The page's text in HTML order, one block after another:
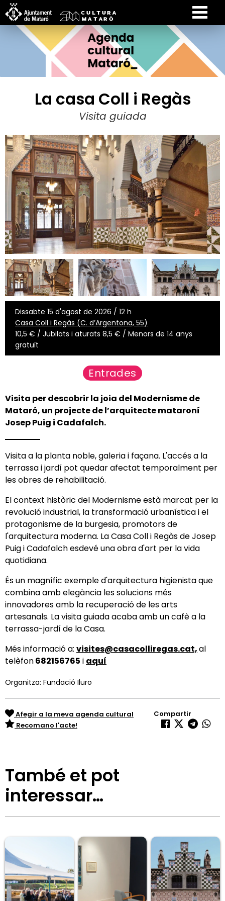
La casa Coll i Regàs
Visita guiada
Dissabte 15 d'agost de 2026 / 12 h
Casa Coll i Regàs (C. d’Argentona, 55)
10,5 € / Jubilats i aturats 8,5 € / Menors de 14 anys
gratuït
Entrades
Visita per descobrir la joia del Modernisme de
Mataró, un projecte de l’arquitecte mataroní
Josep Puig i Cadafalch.
Visita a la planta noble, galeria i façana. L'accés a la
terrassa i jardí pot quedar afectat temporalment per
les obres de rehabilitació.
El context històric del Modernisme està marcat per la
revolució industrial, la transformació urbanística i el
protagonisme de la burgesia, promotors de
l'arquitectura moderna. La Casa Coll i Regàs de Josep
Puig i Cadafalch esdevé una obra d'art per la vida
quotidiana.
És un magnífic exemple d'arquitectura higienista que
combina amb elegància les solucions més
innovadores amb la recuperació de les arts
artesanals. La visita guiada acaba amb un cafè a la
terrassa-jardí de la Casa.
Més informació a: visites@casacolliregas.cat,al
telèfon682156765 i aquí
Organitza: Fundació Iluro
Afegir a la meva agenda cultural
Recomano l'acte!
Compartir
També et pot
interessar…